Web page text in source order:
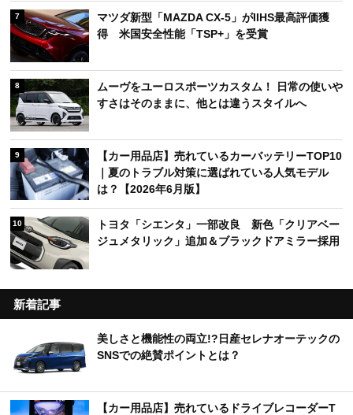
7
マツダ新型「MAZDA CX-5」がIIHS最高評価獲
得 米国安全性能「TSP+」を受賞
8
ムーヴをユーロスポーツカスタム！ 日常の使いや
すさはそのままに、他とは違うスタイルへ
9
【カー用品店】売れているカーバッテリーTOP10
｜夏のトラブル対策に選ばれている人気モデル
は？【2026年6月版】
10
トヨタ「シエンタ」一部改良 新色「クリアベー
ジュメタリック」追加＆ブラックドアミラー採用
新着記事
美しさと機能性の両立!?日産セレナオーテックの
SNSでの絶賛ポイントとは？
【カー用品店】売れているドライブレコーダーT